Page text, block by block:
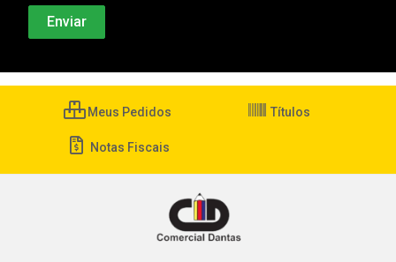
Meus Pedidos Títulos
Notas Fiscais